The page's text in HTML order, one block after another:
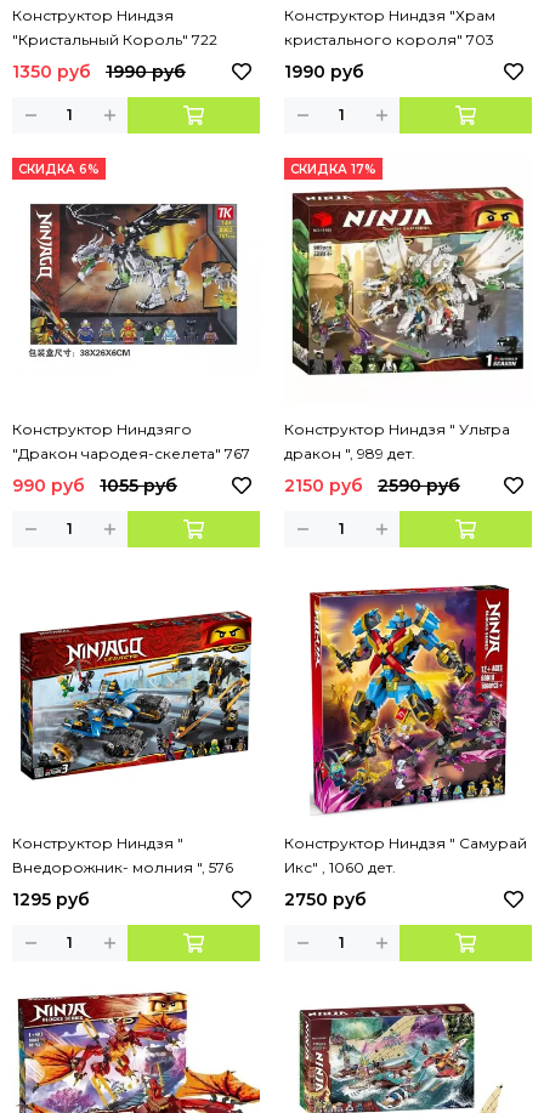
Конструктор Ниндзя
"Кристальный Король" 722
детали
1350 руб 1990 руб
Конструктор Ниндзя "Храм
кристального короля" 703
детали
1990 руб
СКИДКА 6%
Конструктор Ниндзяго
"Дракон чародея-скелета" 767
деталей
990 руб 1055 руб
СКИДКА 17%
Конструктор Ниндзя " Ультра
дракон ", 989 дет.
2150 руб 2590 руб
Конструктор Ниндзя "
Внедорожник- молния ", 576
дет.
1295 руб
Конструктор Ниндзя " Самурай
Икс" , 1060 дет.
2750 руб